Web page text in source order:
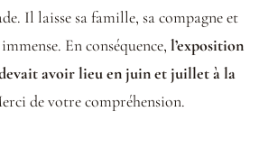
Il laisse sa famille, sa compagne et
En conséquence, l’exposition
avoir lieu en juin et juillet à la
de votre compréhension.